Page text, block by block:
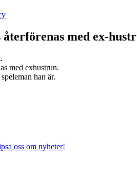
med ex-
med exhustrun.
han är.
oss om nyheter!